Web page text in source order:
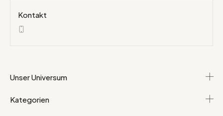
Kontakt
Unser Universum
Kategorien